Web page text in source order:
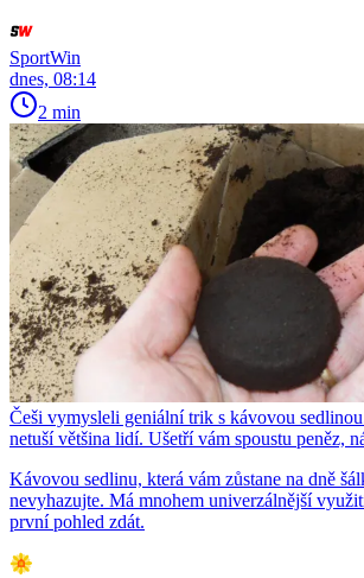
SportWin
dnes, 08:14
2 min
Češi vymysleli geniální trik s kávovou
netuší většina lidí. Ušetří vám spoustu peněz,
Kávovou sedlinu, která vám zůstane na dně
nevyhazujte. Má mnohem univerzálnější
první pohled zdát.